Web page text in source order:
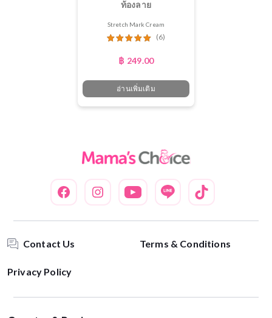
ท้องลาย
Stretch Mark Cream
(6)
฿ 249.00
อ่านเพิ่มเติม
Contact Us Terms & Conditions
Privacy Policy